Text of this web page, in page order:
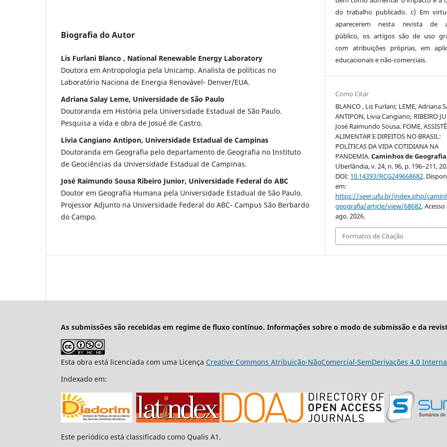
Biografia do Autor
Lis Furlani Blanco , National Renewable Energy Laboratory
Doutora em Antropologia pela Unicamp. Analista de políticas no
Laboratório Naciona de Energia Renovável- Denver/EUA.
Adriana Salay Leme, Universidade de São Paulo
Doutoranda em História pela Universidade Estadual de São Paulo.
Pesquisa a vida e obra de Josué de Castro.
Livia Cangiano Antipon, Universidade Estadual de Campinas
Doutoranda em Geografia pelo departamento de Geografia no Instituto
de Geociências da Universidade Estadual de Campinas.
José Raimundo Sousa Ribeiro Junior, Universidade Federal do ABC
Doutor em Geografia Humana pela Universidade Estadual de São Paulo.
Projessor Adjunto na Universidade Federal do ABC- Campus São Berbardo
do Campo.
do trabalho publicado. c) Em
aparecerem nesta revista de
público, os artigos são de uso
com atribuições próprias, em
educacionais e não-comerciais.
Como Citar
BLANCO , Lis Furlani; LEME, Adriana
ANTIPON, Livia Cangiano; RIBEIRO
José Raimundo Sousa. FOME,
ALIMENTAR E DIREITOS NO BRASIL:
POLÍTICAS DA VIDA COTIDIANA NA
PANDEMIA.Caminhos de Geografia
Uberlândia, v. 24, n. 96, p. 196–211,
DOI: 10.14393/RCG249668682.
em:
https://seer.ufu.br/index.php/
geografia/article/view/68682.
ago. 2026.
Formatos de Citação
As submissões são recebidas em regime de fluxo contínuo. Informações sobre o modo de submissão e da
Esta obra está licenciada com uma Licença Creative Commons Atribuição-NãoComercial-SemDerivações 4.0
Indexado em:
Este periódico está classificado como Qualis A1.